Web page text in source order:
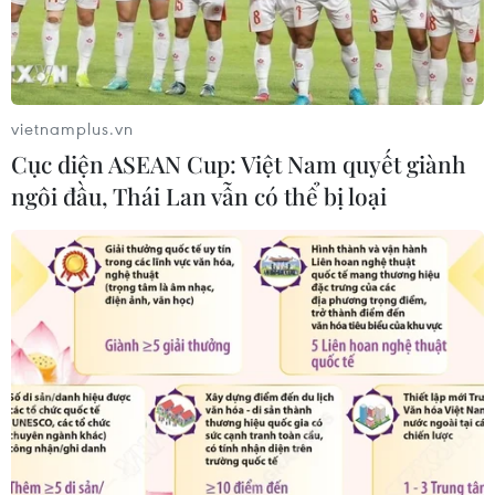
Nhận định Campuchia vs
Timor Leste: Trận chiến vì 3 điểm
danh dự cho "Các chiến binh
Angkor"
03/08/2026 03:30
ASEAN Cup 2026: Đội tuyển Việt
Nam sẵn sàng cho đại chiến ở "chảo
lửa" Pakansari
03/08/2026 03:13
Lịch thi đấu ASEAN Cup 2026 ngày
3/8: Việt Nam quyết đấu Indonesia
03/08/2026 01:40
vietnamplus.vn
Cục diện ASEAN Cup: Việt Nam quyết giành
ngôi đầu, Thái Lan vẫn có thể bị loại